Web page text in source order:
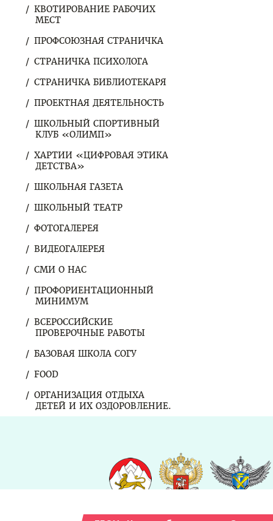
КВОТИРОВАНИЕ РАБОЧИХ
МЕСТ
ПРОФСОЮЗНАЯ СТРАНИЧКА
СТРАНИЧКА ПСИХОЛОГА
СТРАНИЧКА БИБЛИОТЕКАРЯ
ПРОЕКТНАЯ ДЕЯТЕЛЬНОСТЬ
ШКОЛЬНЫЙ СПОРТИВНЫЙ
КЛУБ «ОЛИМП»
ХАРТИИ «ЦИФРОВАЯ ЭТИКА
ДЕТСТВА»
ШКОЛЬНАЯ ГАЗЕТА
ШКОЛЬНЫЙ ТЕАТР
ФОТОГАЛЕРЕЯ
ВИДЕОГАЛЕРЕЯ
СМИ О НАС
ПРОФОРИЕНТАЦИОННЫЙ
МИНИМУМ
ВСЕРОССИЙСКИЕ
ПРОВЕРОЧНЫЕ РАБОТЫ
БАЗОВАЯ ШКОЛА СОГУ
FOOD
ОРГАНИЗАЦИЯ ОТДЫХА
ДЕТЕЙ И ИХ ОЗДОРОВЛЕНИЕ.